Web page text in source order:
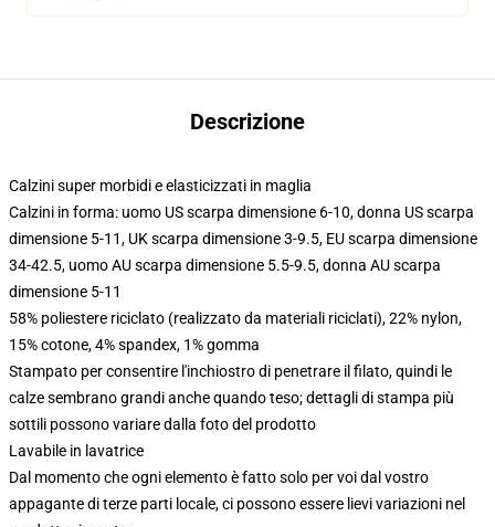
Descrizione
Calzini super morbidi e elasticizzati in maglia
Calzini in forma: uomo US scarpa dimensione 6-10, donna US scarpa
dimensione 5-11, UK scarpa dimensione 3-9.5, EU scarpa dimensione
34-42.5, uomo AU scarpa dimensione 5.5-9.5, donna AU scarpa
dimensione 5-11
58% poliestere riciclato (realizzato da materiali riciclati), 22% nylon,
15% cotone, 4% spandex, 1% gomma
Stampato per consentire l'inchiostro di penetrare il filato, quindi le
calze sembrano grandi anche quando teso; dettagli di stampa più
sottili possono variare dalla foto del prodotto
Lavabile in lavatrice
Dal momento che ogni elemento è fatto solo per voi dal vostro
appagante di terze parti locale, ci possono essere lievi variazioni nel